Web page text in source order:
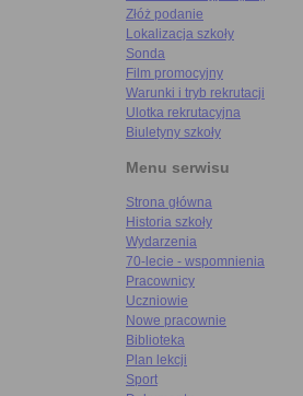
Złóż podanie
Lokalizacja szkoły
Sonda
Film promocyjny
Warunki i tryb rekrutacji
Ulotka rekrutacyjna
Biuletyny szkoły
Menu serwisu
Strona główna
Historia szkoły
Wydarzenia
70-lecie - wspomnienia
Pracownicy
Uczniowie
Nowe pracownie
Biblioteka
Plan lekcji
Sport